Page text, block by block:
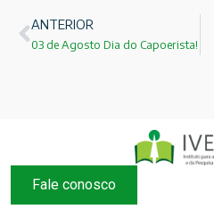
ANTERIOR
03 de Agosto Dia do Capoerista!
Fale conosco